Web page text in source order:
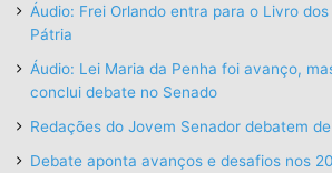
Áudio: Frei Orlando entra para o Livro
Pátria
Áudio: Lei Maria da Penha foi avanço,
conclui debate no Senado
Redações do Jovem Senador debatem
Debate aponta avanços e desafios nos